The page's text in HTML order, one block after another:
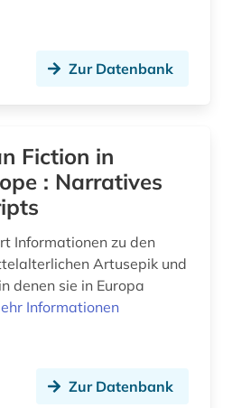
(1)
indogermanische sprachen (1)
Zur Datenbank
Fiction in
: Narratives
Informationen zu den
Artusepik und
denen sie in Europa
Informationen
Zur Datenbank